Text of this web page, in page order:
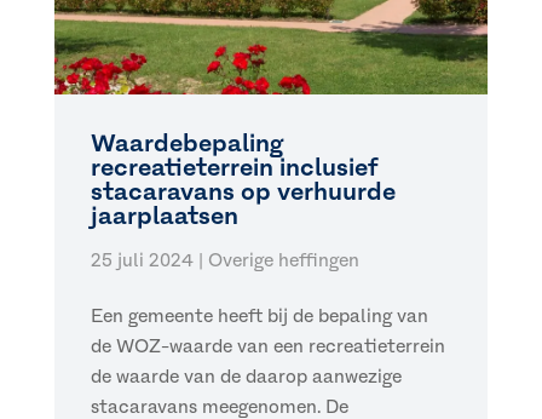
Waardebepaling
recreatieterrein inclusief
stacaravans op verhuurde
jaarplaatsen
25 juli 2024| Overige heffingen
Een gemeente heeft bij de bepaling van
de WOZ-waarde van een recreatieterrein
de waarde van de daarop aanwezige
stacaravans meegenomen. De